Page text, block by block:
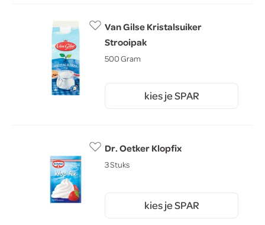
Van Gilse Kristalsuiker
Strooipak
500 Gram
kies je SPAR
Dr. Oetker Klopfix
3 Stuks
kies je SPAR